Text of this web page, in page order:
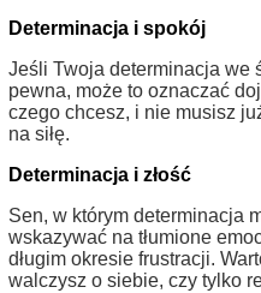
Determinacja i spokój
Jeśli Twoja determinacja we
pewna, może to oznaczać
czego chcesz, i nie musisz
na siłę.
Determinacja i złość
Sen, w którym determinacja
wskazywać na tłumione
długim okresie frustracji.
walczysz o siebie, czy tylko